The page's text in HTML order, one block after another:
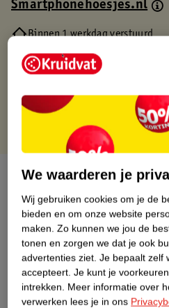
Smartphonehoesjes.nl
Binnen 1 werkdag verstuurd
Gratis thuisbezorgd
Gratis retourneren via
Over dit product
Productinformatie
Etiketinformatie
Nature Impact Score
We waarderen je
Wij gebruiken cookies om je de
bieden en om onze website
maken. Zo kunnen we jou de
tonen en zorgen we dat je ook
advertenties ziet. Je bepaalt zelf
accepteert. Je kunt je
intrekken. Meer informatie over
verwerken lees je in ons